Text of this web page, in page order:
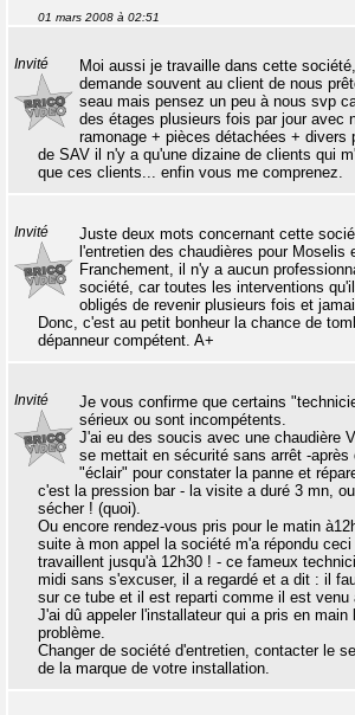
01 mars 2008 à 02:51
Invité
Moi aussi je travaille dans cette
demande souvent au client de nous
seau mais pensez un peu à nous svp
des étages plusieurs fois par jour avec
ramonage + pièces détachées + divers
de SAV il n'y a qu'une dizaine de clients qui
que ces clients... enfin vous me comprenez.
Invité
Juste deux mots concernant cette
l'entretien des chaudières pour Moselis
Franchement, il n'y a aucun
société, car toutes les interventions
obligés de revenir plusieurs fois et
Donc, c'est au petit bonheur la chance de
dépanneur compétent. A+
Invité
Je vous confirme que certains
sérieux ou sont incompétents.
J'ai eu des soucis avec une chaudière
se mettait en sécurité sans arrêt -après
"éclair" pour constater la panne et
c'est la pression bar - la visite a duré 3 mn,
sécher ! (quoi).
Ou encore rendez-vous pris pour le matin
suite à mon appel la société m'a répondu
travaillent jusqu'à 12h30 ! - ce fameux
midi sans s'excuser, il a regardé et a dit : il
sur ce tube et il est reparti comme il est
J'ai dû appeler l'installateur qui a pris en
problème.
Changer de société d'entretien, contacter le
de la marque de votre installation.